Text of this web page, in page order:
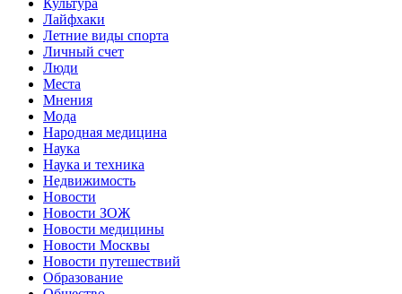
Лайфхаки
Летние виды спорта
Личный счет
Люди
Места
Мнения
Мода
Народная медицина
Наука
Наука и техника
Недвижимость
Новости
Новости ЗОЖ
Новости медицины
Новости Москвы
Новости путешествий
Образование